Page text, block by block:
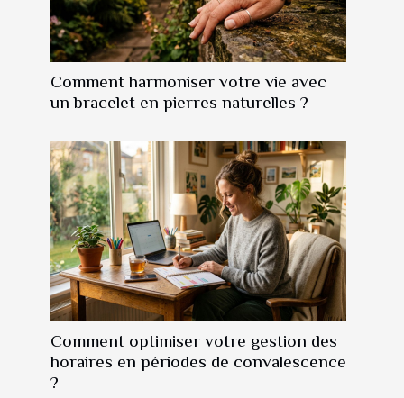
Comment harmoniser votre vie avec
un bracelet en pierres naturelles ?
Comment optimiser votre gestion des
horaires en périodes de convalescence
?